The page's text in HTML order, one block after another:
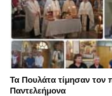
Τα Πουλάτα τίμησαν τον
Παντελεήμονα